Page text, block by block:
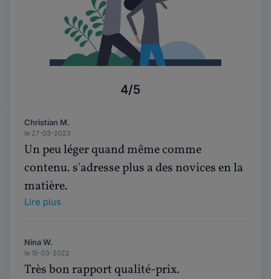
4/5
Christian M.
le 27-03-2023
Un peu léger quand même comme
contenu. s'adresse plus a des novices en la
matière.
Lire plus
Nina W.
le 15-03-2022
Très bon rapport qualité-prix.